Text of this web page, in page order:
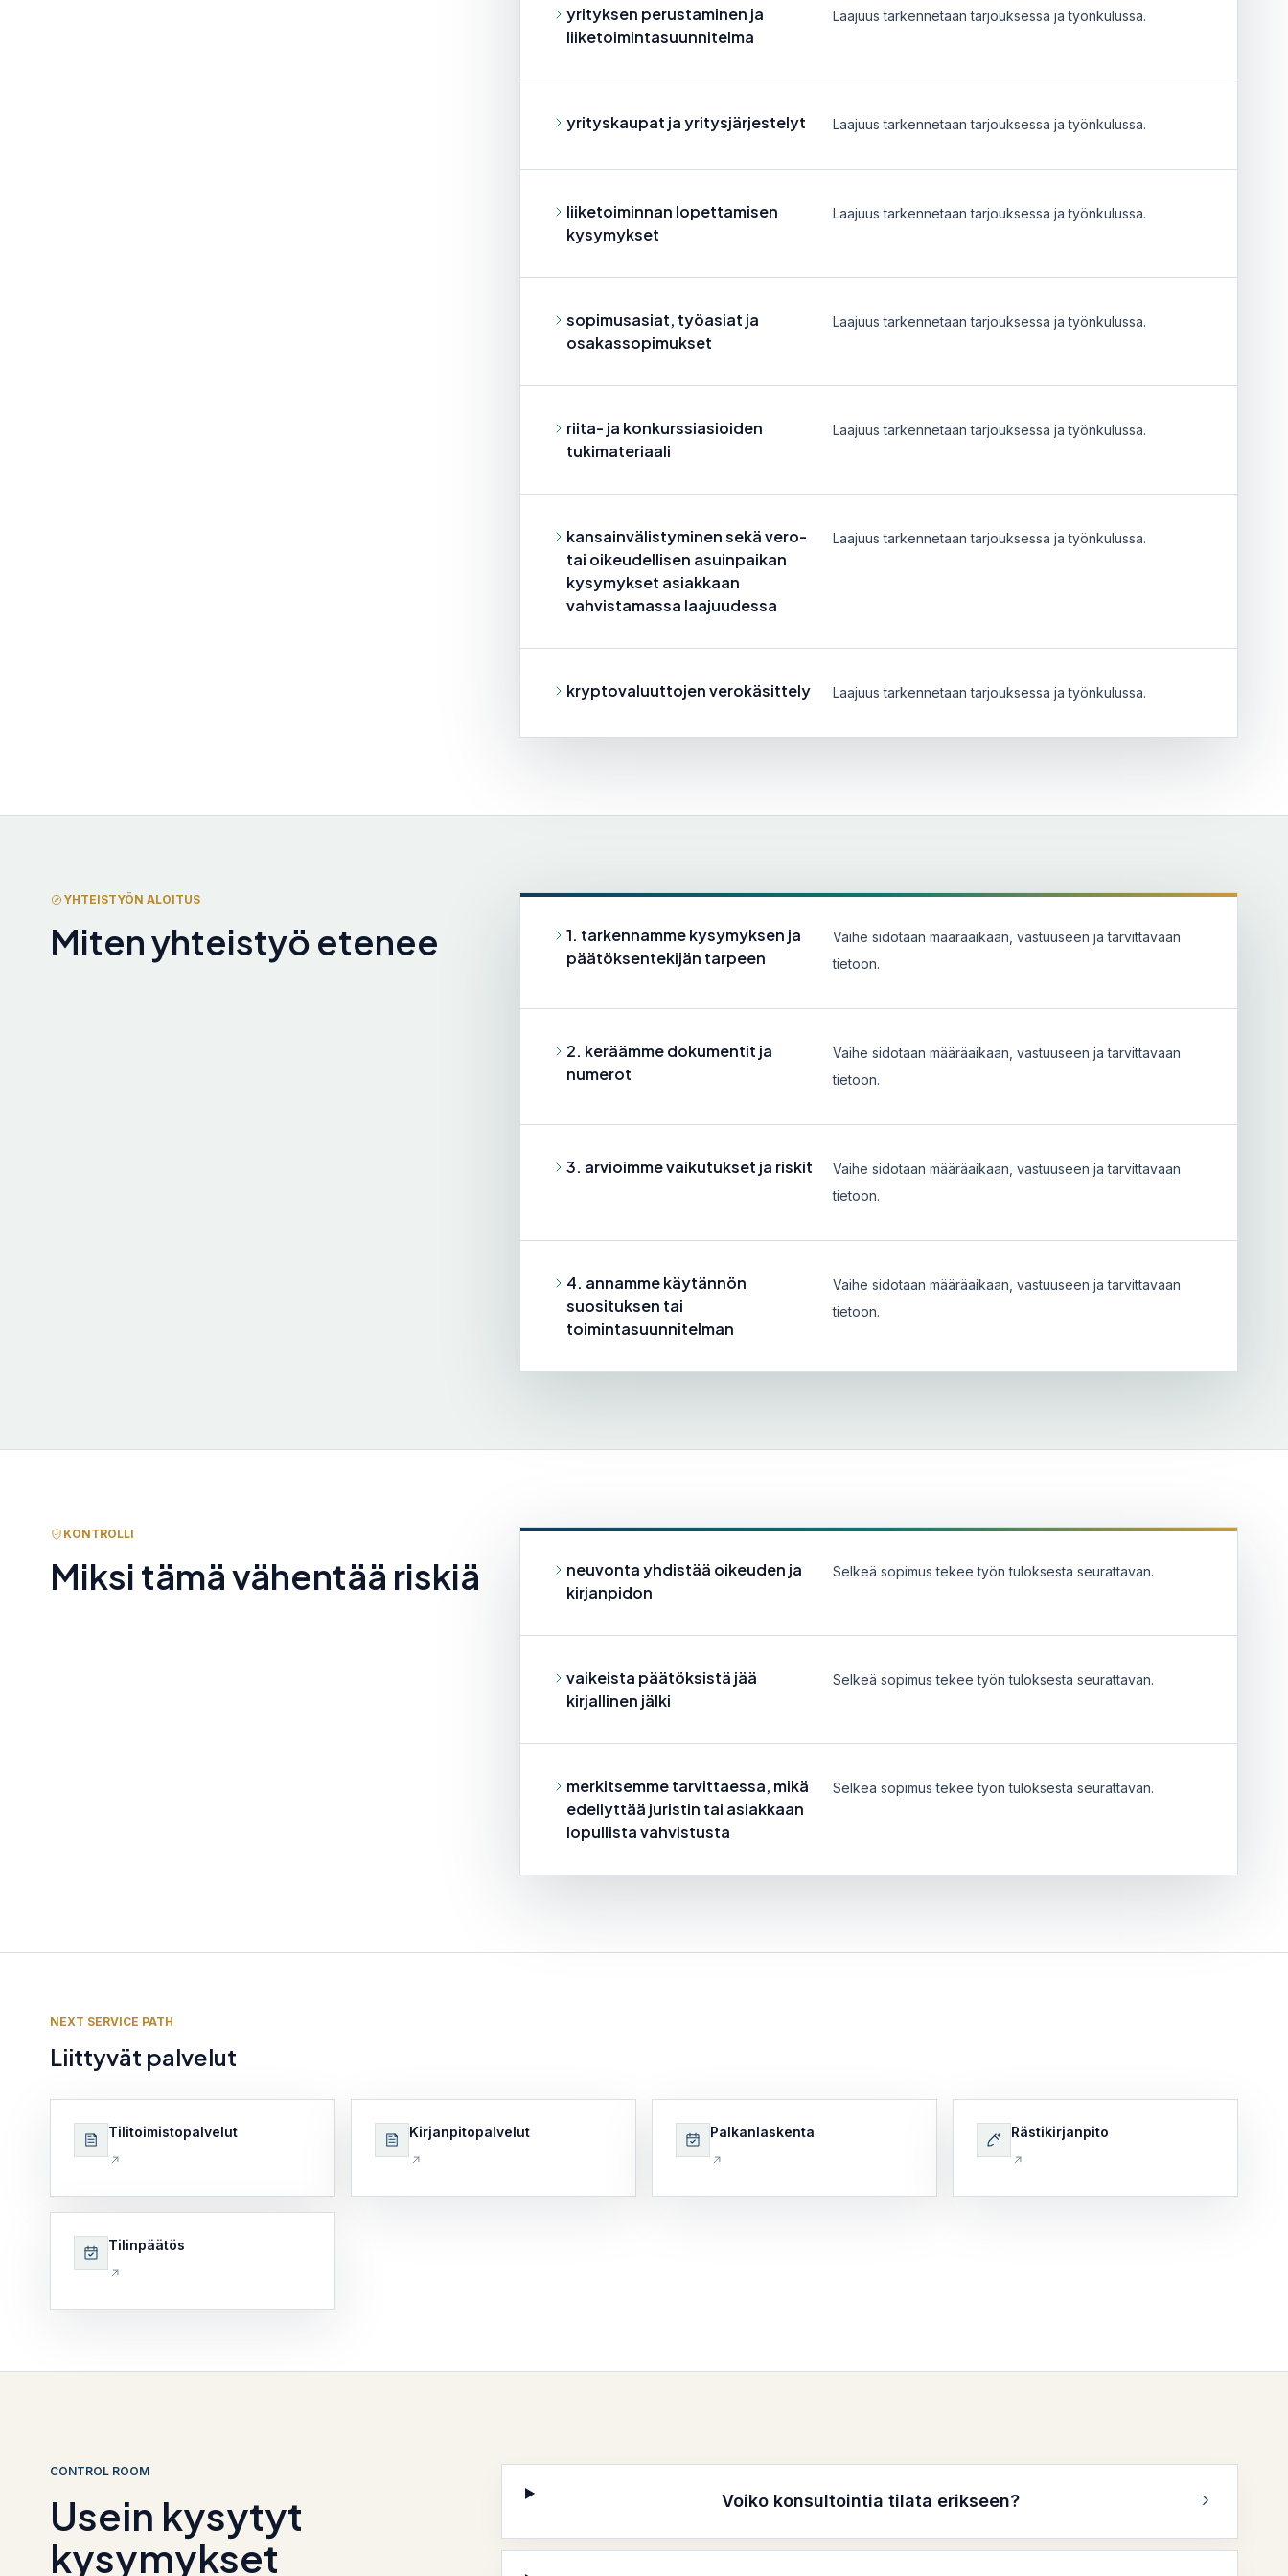
yrityksen perustaminen ja
liiketoimintasuunnitelma
Laajuus tarkennetaan tarjouksessa ja työnkulussa.
yrityskaupat ja yritysjärjestelyt Laajuus tarkennetaan tarjouksessa ja työnkulussa.
liiketoiminnan lopettamisen
kysymykset
Laajuus tarkennetaan tarjouksessa ja työnkulussa.
sopimusasiat, työasiat ja
osakassopimukset
Laajuus tarkennetaan tarjouksessa ja työnkulussa.
riita- ja konkurssiasioiden
tukimateriaali
Laajuus tarkennetaan tarjouksessa ja työnkulussa.
kansainvälistyminen sekä vero-
tai oikeudellisen asuinpaikan
kysymykset asiakkaan
vahvistamassa laajuudessa
Laajuus tarkennetaan tarjouksessa ja työnkulussa.
kryptovaluuttojen verokäsittely Laajuus tarkennetaan tarjouksessa ja työnkulussa.
YHTEISTYÖN ALOITUS
Miten yhteistyö etenee
1. tarkennamme kysymyksen ja
päätöksentekijän tarpeen
Vaihe sidotaan määräaikaan, vastuuseen ja tarvittavaan
tietoon.
2. keräämme dokumentit ja
numerot
Vaihe sidotaan määräaikaan, vastuuseen ja tarvittavaan
tietoon.
3. arvioimme vaikutukset ja riskit
Vaihe sidotaan määräaikaan, vastuuseen ja tarvittavaan
tietoon.
4. annamme käytännön
suosituksen tai
toimintasuunnitelman
Vaihe sidotaan määräaikaan, vastuuseen ja tarvittavaan
tietoon.
KONTROLLI
Miksi tämä vähentää riskiä
neuvonta yhdistää oikeuden ja
kirjanpidon
Selkeä sopimus tekee työn tuloksesta seurattavan.
vaikeista päätöksistä jää
kirjallinen jälki
Selkeä sopimus tekee työn tuloksesta seurattavan.
merkitsemme tarvittaessa, mikä
edellyttää juristin tai asiakkaan
lopullista vahvistusta
Selkeä sopimus tekee työn tuloksesta seurattavan.
NEXT SERVICE PATH
Liittyvät palvelut
Tilitoimistopalvelut Kirjanpitopalvelut Palkanlaskenta Rästikirjanpito
Tilinpäätös
CONTROL ROOM
Usein kysytyt
kysymykset
Voiko konsultointia tilata erikseen?